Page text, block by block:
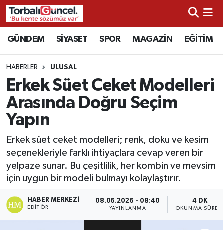
GÜNDEM SİYASET SPOR MAGAZİN EĞİTİM
HABERLER ULUSAL
Erkek Süet Ceket Modelleri
Arasında Doğru Seçim
Yapın
Erkek süet ceket modelleri; renk, doku ve kesim
seçenekleriyle farklı ihtiyaçlara cevap veren bir
yelpaze sunar. Bu çeşitlilik, her kombin ve mevsim
için uygun bir modeli bulmayı kolaylaştırır.
HABER MERKEZI
EDITÖR
08.06.2026 - 08:40
YAYINLANMA
4 DK
OKUNMA
İzmir Nöbetçi Eczaneler
İzmir Hava Durumu
İzmir Namaz Vakitleri
İzmir Trafik Yoğunluk Haritası
Süper Lig Puan Durumu ve Fikstür
Tüm Manşetler